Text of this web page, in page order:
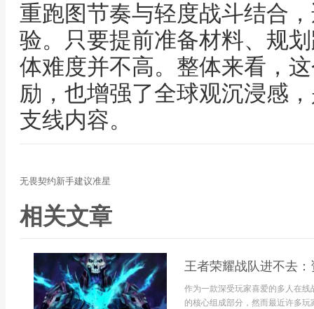
重跑图节奏与轻度战斗结合
验。只要提前准备材料、规
体难度并不高。整体来看，
励，也增强了全球观沉浸感
支线内容。
无畏契约新手建议准星
相关文章
王者荣耀战队进不去
作为一款深受玩家喜爱的多人在
的核心组成部分，然而最近许多